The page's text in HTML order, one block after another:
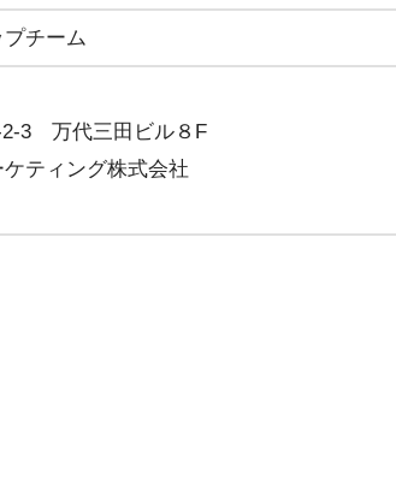
チーム
2-3 万代三田ビル８F
ティング株式会社